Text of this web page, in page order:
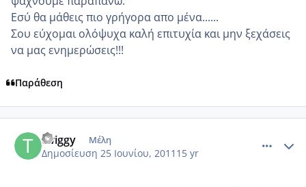
Εσύ θα μάθεις πιο γρήγορα απο μένα......
Σου εύχομαι ολόψυχα καλή επιτυχία και μην ξεχάσεις
να μας ενημερώσεις!!!
Παράθεση
twiggy Μέλη
Δημοσίευση 25 Ιουνίου, 2011 15 yr